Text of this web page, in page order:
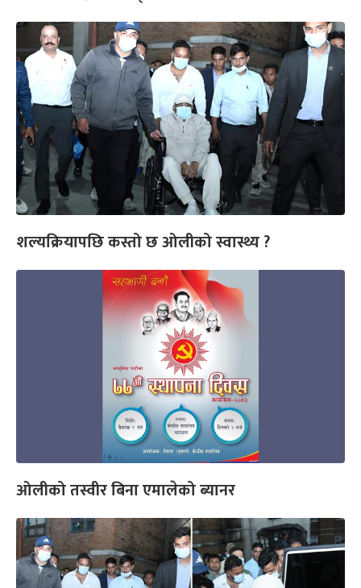
शल्यक्रियापछि कस्तो छ ओलीको स्वास्थ्य ?
ओलीको तस्वीर बिना एमालेको ब्यानर